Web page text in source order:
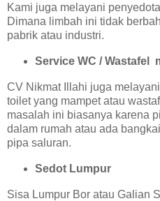
Kami juga melayani
Dimana limbah ini tidak
pabrik atau industri.
Service WC / Wastafel
CV Nikmat Illahi juga
toilet yang mampet atau
masalah ini biasanya karena
dalam rumah atau ada
pipa saluran.
Sedot Lumpur
Sisa Lumpur Bor atau Galian